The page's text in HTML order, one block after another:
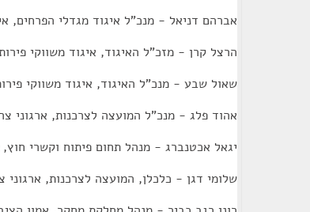
אברהם דניאל - מנכ"ל איגוד מגדלי הפרחים,
הרצל קרן - מזכ"ל האיגוד, איגוד משווקי
שאול שבע - מנכ"ל האיגוד, איגוד משווקי
אהוד פלג - מנכ"ל המועצה לצרכנות, ארגוני
יגאל אכטנברג - מנהל תחום פיתוח וקשרי חוץ,
שלומי דגן - כלכלן, המועצה לצרכנות, ארגוני